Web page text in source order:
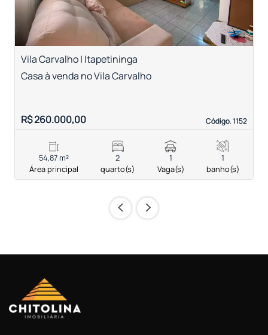
Vila Carvalho | Itapetininga
Código. 1152
Código. 1152
Casa à venda no Vila Carvalho
R$ 260.000,00
54,87 m²
Área principal
2
quarto(s)
1
Vaga(s)
1
banho(s)
‹ ›